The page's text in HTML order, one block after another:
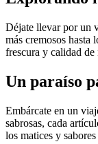
Déjate llevar por un
más cremosos hasta
frescura y calidad
Un paraíso
Embárcate en un
sabrosas, cada
los matices y